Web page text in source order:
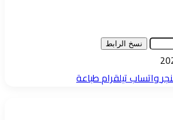
نسخ الرابط
واتسابتيلقرامطباعة